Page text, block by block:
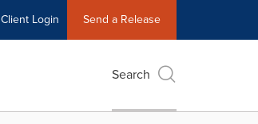
Client Login Send a Release
Search